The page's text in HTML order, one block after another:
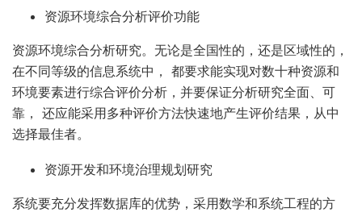
资源环境综合分析评价功能
资源环境综合分析研究。无论是全国性的，还是区域性的，
在不同等级的信息系统中， 都要求能实现对数十种资源和
环境要素进行综合评价分析，并要保证分析研究全面、可
靠， 还应能采用多种评价方法快速地产生评价结果，从中
选择最佳者。
资源开发和环境治理规划研究
系统要充分发挥数据库的优势，采用数学和系统工程的方